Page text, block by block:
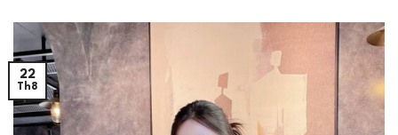
22
Th8